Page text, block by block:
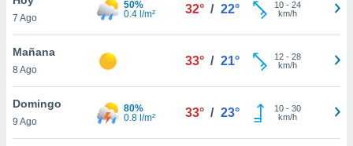
en
más
nuestra
7 Ago
50%
0.4 l/m²
32° / 22° 10- 24
km/h
Mañana
8 Ago
33° / 21° 12- 28
km/h
Domingo
9 Ago
80%
0.8 l/m²
33° / 23° 10- 30
km/h